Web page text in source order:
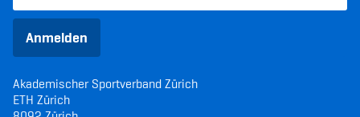
Anmelden
Akademischer Sportverband Zürich
ETH Zürich